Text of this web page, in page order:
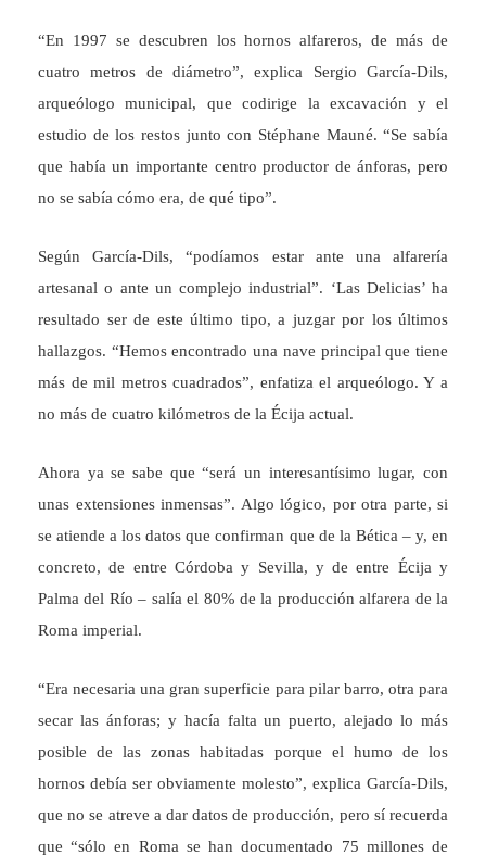
“En 1997 se descubren los hornos alfareros, de más de
cuatro metros de diámetro”, explica Sergio García-Dils,
arqueólogo municipal, que codirige la excavación y el
estudio de los restos junto con Stéphane Mauné. “Se sabía
que había un importante centro productor de ánforas, pero
no se sabía cómo era, de qué tipo”.
Según García-Dils, “podíamos estar ante una alfarería
artesanal o ante un complejo industrial”. ‘Las Delicias’ ha
resultado ser de este último tipo, a juzgar por los últimos
hallazgos. “Hemos encontrado una nave principal que tiene
más de mil metros cuadrados”, enfatiza el arqueólogo. Y a
no más de cuatro kilómetros de la Écija actual.
Ahora ya se sabe que “será un interesantísimo lugar, con
unas extensiones inmensas”. Algo lógico, por otra parte, si
se atiende a los datos que confirman que de la Bética – y, en
concreto, de entre Córdoba y Sevilla, y de entre Écija y
Palma del Río – salía el 80% de la producción alfarera de la
Roma imperial.
“Era necesaria una gran superficie para pilar barro, otra para
secar las ánforas; y hacía falta un puerto, alejado lo más
posible de las zonas habitadas porque el humo de los
hornos debía ser obviamente molesto”, explica García-Dils,
que no se atreve a dar datos de producción, pero sí recuerda
que “sólo en Roma se han documentado 75 millones de